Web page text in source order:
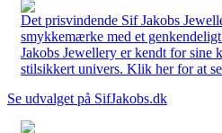
Det prisvindende Sif Jakobs
smykkemærke med et
Jakobs Jewellery er kendt for sine
stilsikkert univers. Klik her for at
Se udvalget på SifJakobs.dk